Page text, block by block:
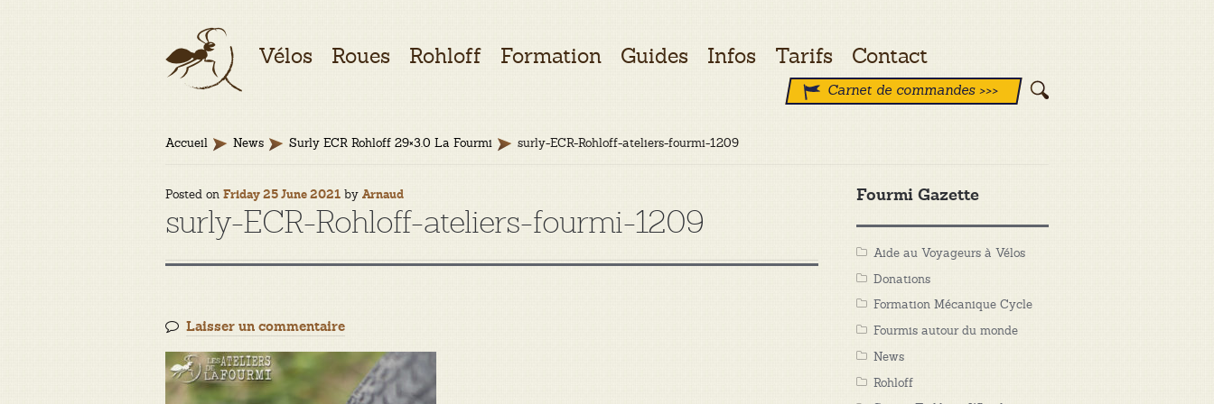
Aller
Aller
au
Vélos Roues Rohloff Formation Guides Infos Tarifs Contact
Carnet de commandes >>>
Accueil News Surly ECR Rohloff 29×3.0 La Fourmi surly-ECR-Rohloff-ateliers-fourmi-1209
Posted onFriday 25 June 2021 byArnaud
surly-ECR-Rohloff-ateliers-fourmi-1209
Laisser un commentaire
Fourmi Gazette
Aide au Voyageurs à Vélos
Donations
Formation Mécanique Cycle
Fourmis autour du monde
News
Rohloff